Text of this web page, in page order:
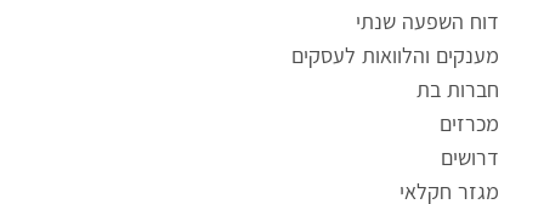
דוח השפעה שנתי
מענקים והלוואות לעסקים
חברות בת
מכרזים
דרושים
מגזר חקלאי